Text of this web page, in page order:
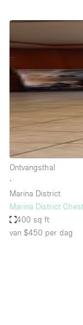
Overige
Restaurant
Unieke
Winkel delen
Ontvangsthal
∙
Marina District
Marina District
400 sq ft
van $450 per dag